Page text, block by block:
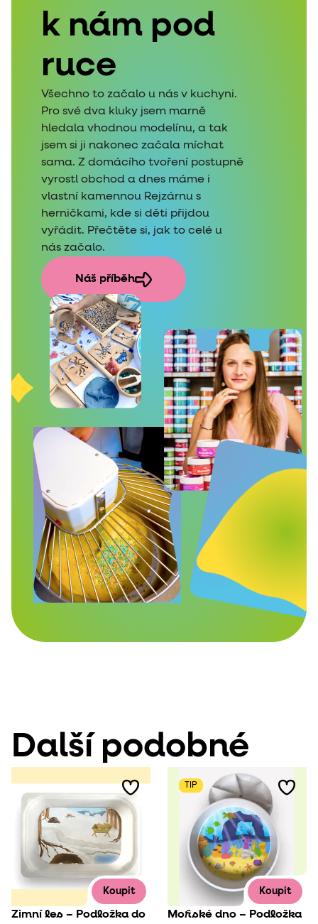
k nám pod
ruce
Všechno to začalo u nás v kuchyni.
Pro své dva kluky jsem marně
hledala vhodnou modelínu, a tak
jsem si ji nakonec začala míchat
sama. Z domácího tvoření postupně
vyrostl obchod a dnes máme i
vlastní kamennou Rejzárnu s
herničkami, kde si děti přijdou
vyřádit. Přečtěte si, jak to celé u
nás začalo.
Náš příběh
Další podobné
Koupit
Zimní les – Podložka do
TIP
Koupit
Mořské dno – Podložka